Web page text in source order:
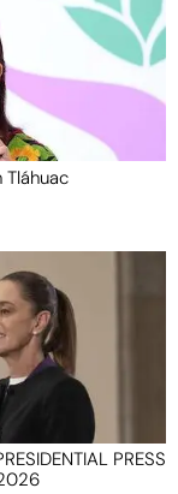
Tláhuac
PRESS